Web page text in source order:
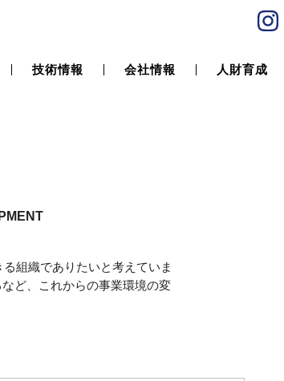
技術情報 会社情報 人財育成
組織でありたいと考えていま
ど、これからの事業環境の変